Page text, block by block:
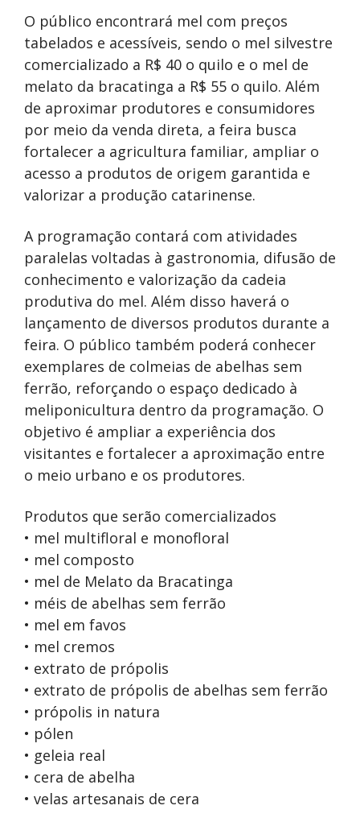
O público encontrará mel com preços
tabelados e acessíveis, sendo o mel silvestre
comercializado a R$ 40 o quilo e o mel de
melato da bracatinga a R$ 55 o quilo. Além
de aproximar produtores e consumidores
por meio da venda direta, a feira busca
fortalecer a agricultura familiar, ampliar o
acesso a produtos de origem garantida e
valorizar a produção catarinense.
A programação contará com atividades
paralelas voltadas à gastronomia, difusão de
conhecimento e valorização da cadeia
produtiva do mel. Além disso haverá o
lançamento de diversos produtos durante a
feira. O público também poderá conhecer
exemplares de colmeias de abelhas sem
ferrão, reforçando o espaço dedicado à
meliponicultura dentro da programação. O
objetivo é ampliar a experiência dos
visitantes e fortalecer a aproximação entre
o meio urbano e os produtores.
Produtos que serão comercializados
• mel multifloral e monofloral
• mel composto
• mel de Melato da Bracatinga
• méis de abelhas sem ferrão
• mel em favos
• mel cremos
• extrato de própolis
• extrato de própolis de abelhas sem ferrão
• própolis in natura
• pólen
• geleia real
• cera de abelha
• velas artesanais de cera